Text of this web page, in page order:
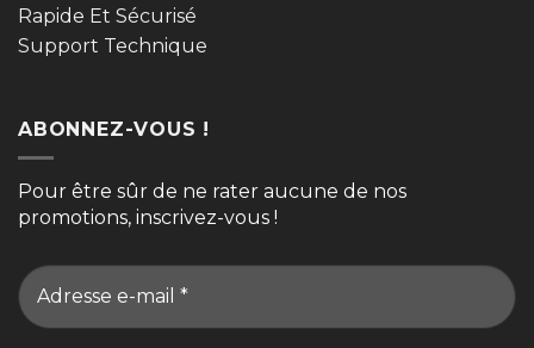
Rapide Et Sécurisé
Support Technique
ABONNEZ-VOUS !
Pour être sûr de ne rater aucune de nos
promotions, inscrivez-vous !